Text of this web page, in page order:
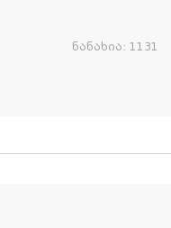
ნანახია: 1131